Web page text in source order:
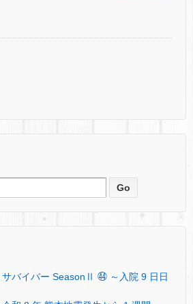
サバイバー SeasonⅡ ㊹ ～入院 9 日日